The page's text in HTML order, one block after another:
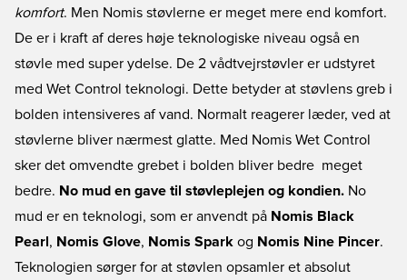
komfort. Men Nomis støvlerne er meget mere end komfort.
De er i kraft af deres høje teknologiske niveau også en
støvle med super ydelse. De 2 vådtvejrstøvler er udstyret
med Wet Control teknologi. Dette betyder at støvlens greb i
bolden intensiveres af vand. Normalt reagerer læder, ved at
støvlerne bliver nærmest glatte. Med Nomis Wet Control
sker det omvendte grebet i bolden bliver bedre  meget
bedre. No mud en gave til støvleplejen og kondien. No
mud er en teknologi, som er anvendt på Nomis Black
Pearl , Nomis Glove, Nomis Spark og Nomis Nine Pincer.
Teknologien sørger for at støvlen opsamler et absolut